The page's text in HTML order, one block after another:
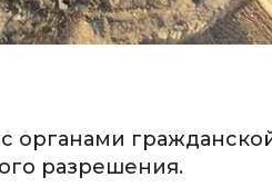
органами
разрешения.